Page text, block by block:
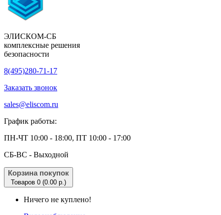
ЭЛИСКОМ-СБ
комплексные решения
безопасности
8(495)280-71-17
Заказать звонок
sales@eliscom.ru
График работы:
ПН-ЧТ 10:00 - 18:00, ПТ 10:00 - 17:00
CБ-ВС - Выходной
Корзина покупок
Товаров 0 (0.00 р.)
Ничего не куплено!